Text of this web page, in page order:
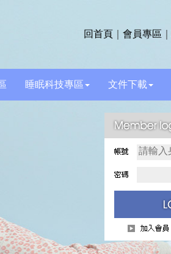
回首頁｜ 會員專區
睡眠科技專區 文件下載